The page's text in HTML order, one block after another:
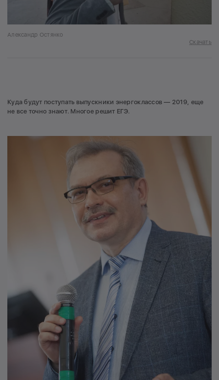
Александр Остянко
Скачать
Куда будут поступать выпускники энергоклассов — 2019, еще
не все точно знают. Многое решит ЕГЭ.